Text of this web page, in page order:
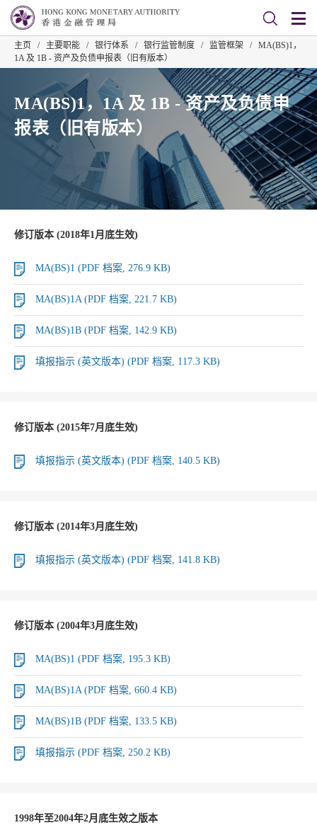
主页 / 主要职能 / 银行体系 / 银行监管制度 / 监管框架 /
MA(BS)1，
1A 及 1B - 资产及负债申报表（旧有版本）
MA(BS)1，1A 及 1B - 资产及负债申
报表（旧有版本）
修订版本 (2018年1月底生效)
MA(BS)1 (PDF 档案, 276.9 KB)
MA(BS)1A (PDF 档案, 221.7 KB)
MA(BS)1B (PDF 档案, 142.9 KB)
填报指示 (英文版本) (PDF 档案, 117.3 KB)
修订版本 (2015年7月底生效)
填报指示 (英文版本) (PDF 档案, 140.5 KB)
修订版本 (2014年3月底生效)
填报指示 (英文版本) (PDF 档案, 141.8 KB)
修订版本 (2004年3月底生效)
MA(BS)1 (PDF 档案, 195.3 KB)
MA(BS)1A (PDF 档案, 660.4 KB)
MA(BS)1B (PDF 档案, 133.5 KB)
填报指示 (PDF 档案, 250.2 KB)
1998年至2004年2月底生效之版本